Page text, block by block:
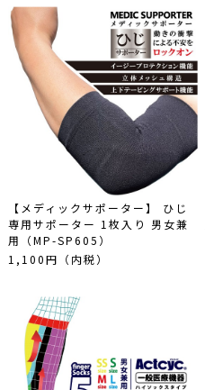
【メディックサポーター】 ひじ
専用サポーター 1枚入り 男女兼
用（MP-SP605）
1,100円（内税）